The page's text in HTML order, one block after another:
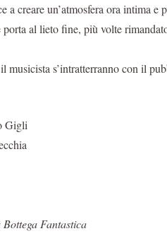
a creare un’atmosfera ora intima
al lieto fine, più volte
musicista s’intratterranno con il
Gigli
Bottega Fantastica